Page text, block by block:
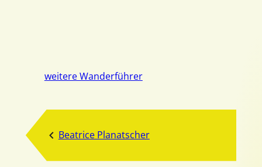
Beatrice Planatscher
weitere Wanderführer